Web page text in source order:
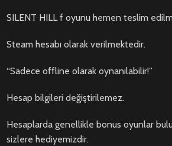
SILENT HILL f oyunu hemen teslim
Steam hesabı olarak verilmektedir.
“Sadece offline olarak oynanılabilir!”
Hesap bilgileri değiştirilemez.
Hesaplarda genellikle bonus oyunlar
sizlere hediyemizdir.